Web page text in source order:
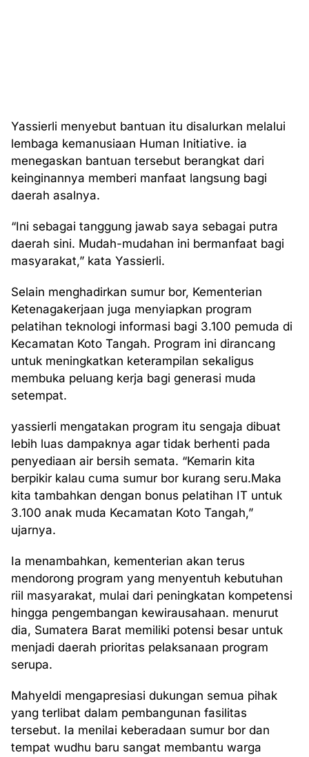
Yassierli menyebut bantuan itu disalurkan melalui
lembaga kemanusiaan Human Initiative. ia
menegaskan bantuan tersebut berangkat dari
keinginannya memberi manfaat langsung bagi
daerah asalnya.
“Ini sebagai tanggung jawab saya sebagai putra
daerah sini. Mudah-mudahan ini bermanfaat bagi
masyarakat,” kata Yassierli.
Selain menghadirkan sumur bor, Kementerian
Ketenagakerjaan juga menyiapkan program
pelatihan teknologi informasi bagi 3.100 pemuda di
Kecamatan Koto Tangah. Program ini dirancang
untuk meningkatkan keterampilan sekaligus
membuka peluang kerja bagi generasi muda
setempat.
yassierli mengatakan program itu sengaja dibuat
lebih luas dampaknya agar tidak berhenti pada
penyediaan air bersih semata. “Kemarin kita
berpikir kalau cuma sumur bor kurang seru.Maka
kita tambahkan dengan bonus pelatihan IT untuk
3.100 anak muda Kecamatan Koto Tangah,”
ujarnya.
Ia menambahkan, kementerian akan terus
mendorong program yang menyentuh kebutuhan
riil masyarakat, mulai dari peningkatan kompetensi
hingga pengembangan kewirausahaan. menurut
dia, Sumatera Barat memiliki potensi besar untuk
menjadi daerah prioritas pelaksanaan program
serupa.
Mahyeldi mengapresiasi dukungan semua pihak
yang terlibat dalam pembangunan fasilitas
tersebut. Ia menilai keberadaan sumur bor dan
tempat wudhu baru sangat membantu warga